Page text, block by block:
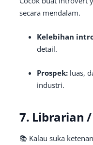
secara mendalam.
Kelebihan
detail.
Prospek: luas,
industri.
7. Librarian
📚 Kalau suka